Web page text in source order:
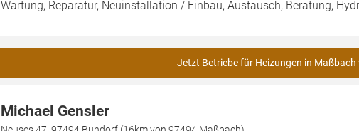
Wartung, Reparatur, Neuinstallation / Einbau, Austausch, Beratung,
Jetzt Betriebe für Heizungen in Maßbach
Michael Gensler